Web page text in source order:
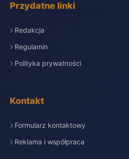
Przydatne linki
Redakcja
Regulamin
Polityka prywatności
Kontakt
Formularz kontaktowy
Reklama i współpraca